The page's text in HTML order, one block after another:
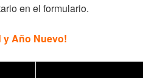
en el formulario.
y Año Nuevo!